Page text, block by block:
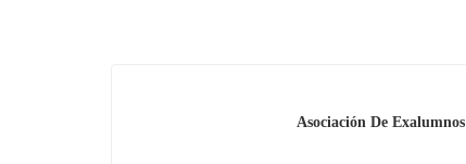
Asociación De Exalumnos